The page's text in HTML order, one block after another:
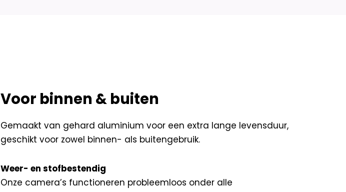
Voor binnen & buiten
Gemaakt van gehard aluminium voor een extra lange levensduur,
geschikt voor zowel binnen- als buitengebruik.
Weer- en stofbestendig
Onze camera’s functioneren probleemloos onder alle